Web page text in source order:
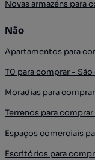
Novas armazéns para
Não
Apartamentos para
T0 para comprar - São
Moradias para
Terrenos para
Espaços comerciais
Escritórios para